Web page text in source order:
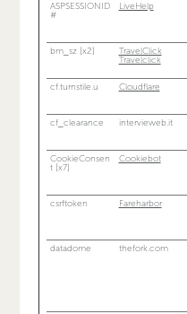
ASPSESSIONID
#
LiveHelp
bm_sz [x2]
TravelClick
Travelclick
cf.turnstile.u Cloudflare
cf_clearance intervieweb.it
CookieConsen
t [x7]
Cookiebot
csrftoken Fareharbor
datadome thefork.com